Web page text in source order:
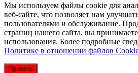
Мы используем файлы cookie для
веб-сайте, что позволяет нам
пользователями и обслуживание.
страниц нашего сайта, вы
использования. Более подробные
Политике в отношении файлов
Принять